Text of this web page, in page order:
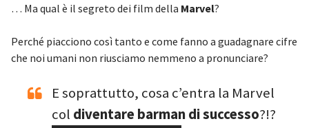
… Ma qual è il segreto dei film della Marvel?
Perché piacciono così tanto e come fanno a guadagnare cifre
che noi umani non riusciamo nemmeno a pronunciare?
E soprattutto, cosa c’entra la Marvel
col diventare barman di successo?!?